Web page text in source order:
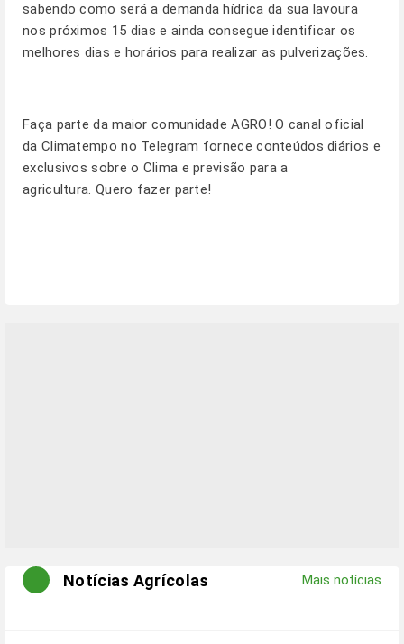
sabendo como será a demanda hídrica da sua lavoura
nos próximos 15 dias e ainda consegue identificar os
melhores dias e horários para realizar as pulverizações.
Faça parte da maior comunidade AGRO! O canal oficial
da Climatempo no Telegram fornece conteúdos diários e
exclusivos sobre o Clima e previsão para a
agricultura. Quero fazer parte!
Notícias Agrícolas Mais notícias